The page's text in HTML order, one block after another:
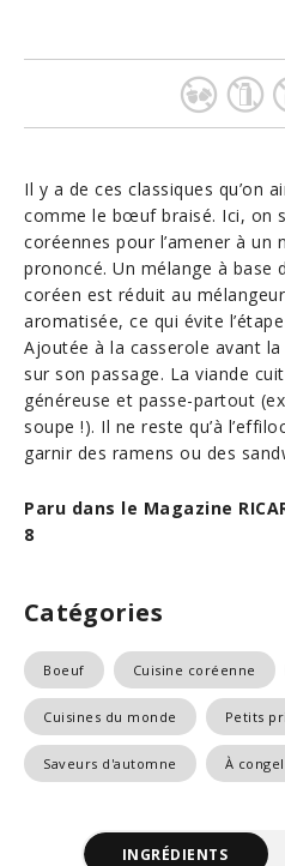
Il y a de ces classiques qu’on
comme le bœuf braisé. Ici, on
coréennes pour l’amener à un
prononcé. Un mélange à base
coréen est réduit au
aromatisée, ce qui évite
Ajoutée à la casserole avant
sur son passage. La viande
généreuse et passe-partout
soupe !). Il ne reste qu’à
garnir des ramens ou des
Paru dans le Magazine
8
Catégories
Boeuf Cuisine coréenne
Cuisines du monde Petits
Saveurs d'automne À
INGRÉDIENTS